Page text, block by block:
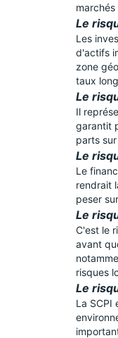
Le
Les
d'actifs
zone
taux
Le
Il
garantit
parts
Le
Le
rendrait
peser
Le
C'est le
avant
risques
Le
La SCPI